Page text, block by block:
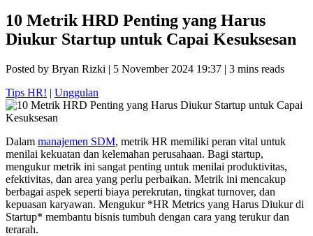
10 Metrik HRD Penting yang Harus
Diukur Startup untuk Capai Kesuksesan
Posted by Bryan Rizki | 5 November 2024 19:37 | 3 mins reads
Tips HR! | Unggulan
Dalam manajemen SDM, metrik HR memiliki peran vital untuk
menilai kekuatan dan kelemahan perusahaan. Bagi startup,
mengukur metrik ini sangat penting untuk menilai produktivitas,
efektivitas, dan area yang perlu perbaikan. Metrik ini mencakup
berbagai aspek seperti biaya perekrutan, tingkat turnover, dan
kepuasan karyawan. Mengukur *HR Metrics yang Harus Diukur di
Startup* membantu bisnis tumbuh dengan cara yang terukur dan
terarah.